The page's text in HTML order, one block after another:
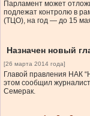
Парламент может
подлежат контролю в
(ТЦО), на год — до 15
Назначен новый
[26 марта 2014 года]
Главой правления НАК
этом сообщил
Семерак.